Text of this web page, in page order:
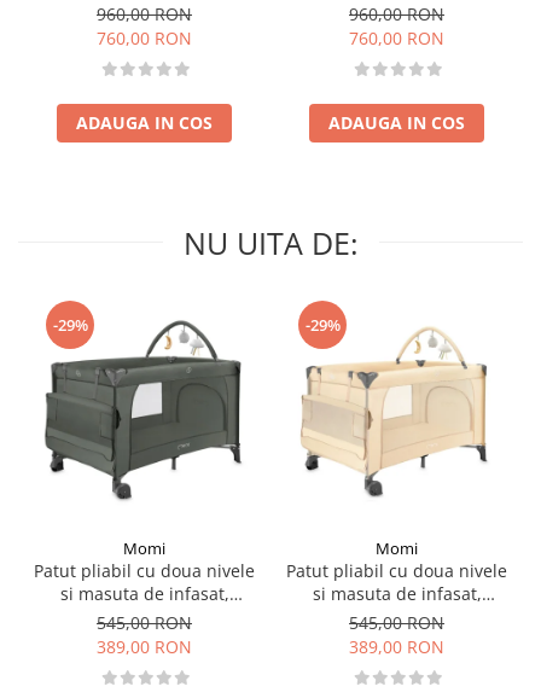
scaun sport reversibil,
suspensii, adaptori scoică
auto, până la 22 kg - Navy
Grey
960,00 RON
760,00 RON
ADAUGA IN COS
scaun sport reversibil,
suspensii, adaptori scoică
auto, până la 22 kg - Sand
960,00 RON
760,00 RON
ADAUGA IN COS
NU UITA DE:
-29%
Momi
Patut pliabil cu doua nivele
si masuta de infasat,
60x120 cm, Momi, Belove
Plus - Green
545,00 RON
389,00 RON
-29%
Momi
Patut pliabil cu doua nivele
si masuta de infasat,
60x120 cm, Momi, Belove
Plus -Beige
545,00 RON
389,00 RON